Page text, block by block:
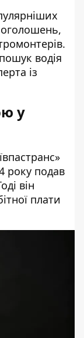
водія
із
у
року подав
він
плати